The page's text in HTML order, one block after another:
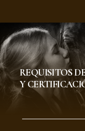
REQUISITOS
Y